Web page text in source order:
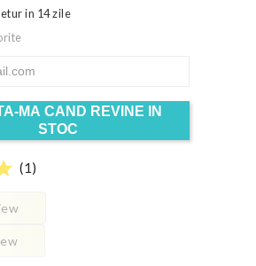
in 14 zile
MA CAND REVINE IN
STOC
(1)